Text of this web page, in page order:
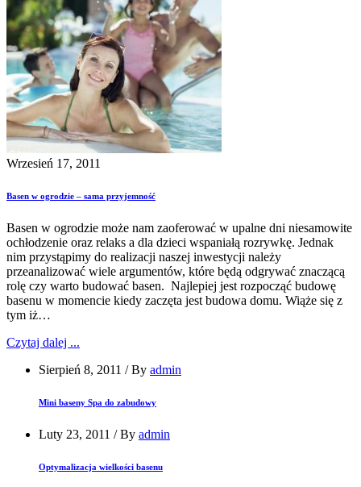
Wrzesień 17, 2011
Basen w ogrodzie – sama przyjemność
Basen w ogrodzie może nam zaoferować w upalne dni niesamowite
ochłodzenie oraz relaks a dla dzieci wspaniałą rozrywkę. Jednak
nim przystąpimy do realizacji naszej inwestycji należy
przeanalizować wiele argumentów, które będą odgrywać znaczącą
rolę czy warto budować basen. Najlepiej jest rozpocząć budowę
basenu w momencie kiedy zaczęta jest budowa domu. Wiąże się z
tym iż…
Czytaj dalej ...
Sierpień 8, 2011 /By admin
Mini baseny Spa do zabudowy
Luty 23, 2011 /By admin
Optymalizacja wielkości basenu